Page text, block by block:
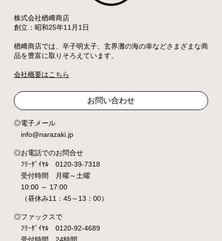
株式会社楢﨑商店
創立：昭和25年11月1日
楢﨑商店では、辛子明太子、玄界灘の海の幸などさまざまな商
品を豊富に取りそろえています。
会社概要はこちら
お問い合わせ
電子メール
info@narazaki.jp
お電話でのお問合せ
ﾌﾘｰﾀﾞｲﾔﾙ 0120-39-7318
受付時間 月曜～土曜
10:00 ～ 17:00
（昼休み11：45～13：00）
ファックスで
ﾌﾘｰﾀﾞｲﾔﾙ 0120-92-4689
受付時間 24時間